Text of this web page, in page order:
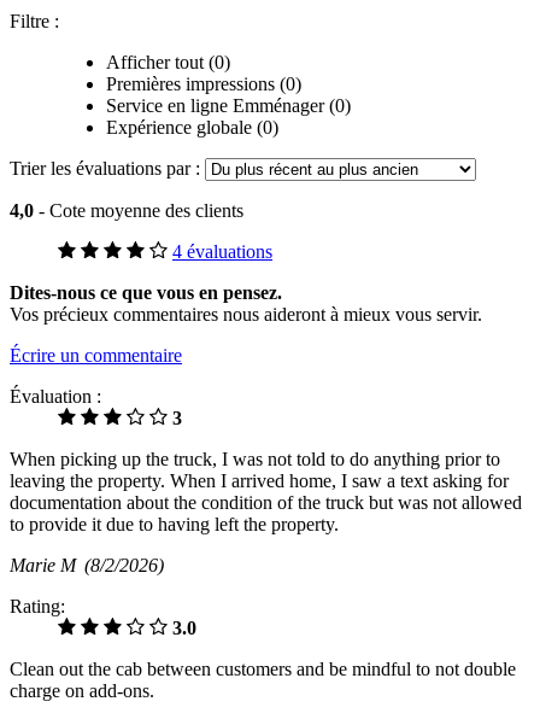
Filtre :
Afficher tout (0)
Premières impressions (0)
Service en ligne Emménager (0)
Expérience globale (0)
Trier les évaluations par :
4,0 - Cote moyenne des clients
4 évaluations
Dites-nous ce que vous en pensez.
Vos précieux commentaires nous aideront à mieux vous servir.
Écrire un commentaire
Évaluation :
3
When picking up the truck, I was not told to do anything prior to
leaving the property. When I arrived home, I saw a text asking for
documentation about the condition of the truck but was not allowed
to provide it due to having left the property.
Marie M (8/2/2026)
Rating:
3.0
Clean out the cab between customers and be mindful to not double
charge on add-ons.